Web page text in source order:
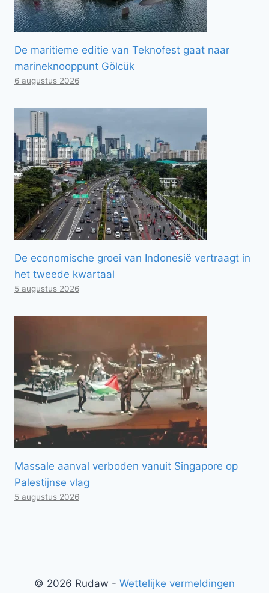
De maritieme editie van Teknofest gaat naar
marineknooppunt Gölcük
6 augustus 2026
De economische groei van Indonesië vertraagt ​​in
het tweede kwartaal
5 augustus 2026
Massale aanval verboden vanuit Singapore op
Palestijnse vlag
5 augustus 2026
© 2026 Rudaw - Wettelijke vermeldingen